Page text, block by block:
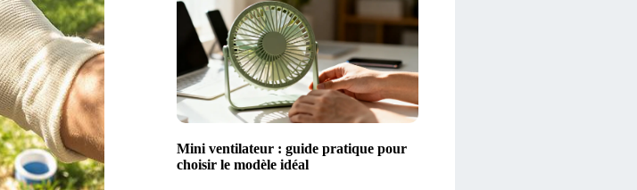
Mini ventilateur : guide pratique pour
choisir le modèle idéal